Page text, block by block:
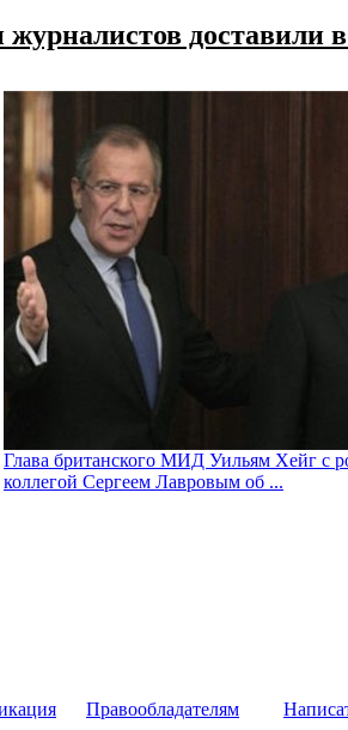
доставили
Глава британского МИД Уильям Хейг с
коллегой Сергеем Лавровым об ...
Правообладателям